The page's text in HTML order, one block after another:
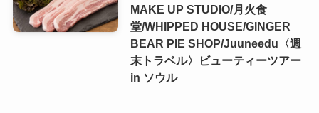
MAKE UP STUDIO/月火食
堂/WHIPPED HOUSE/GINGER
BEAR PIE SHOP/Juuneedu〈週
末トラベル〉ビューティーツアー
in ソウル